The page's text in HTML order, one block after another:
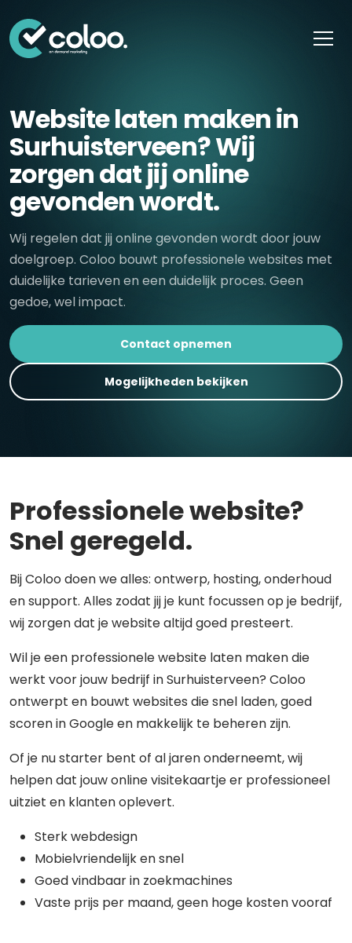
Website laten maken in
Surhuisterveen? Wij
zorgen dat jij online
gevonden wordt.
Wij regelen dat jij online gevonden wordt door jouw
doelgroep. Coloo bouwt professionele websites met
duidelijke tarieven en een duidelijk proces. Geen
gedoe, wel impact.
Contact opnemen
Mogelijkheden bekijken
Professionele website?
Snel geregeld.
Bij Coloo doen we alles: ontwerp, hosting, onderhoud
en support. Alles zodat jij je kunt focussen op je bedrijf,
wij zorgen dat je website altijd goed presteert.
Wil je een professionele website laten maken die
werkt voor jouw bedrijf in Surhuisterveen? Coloo
ontwerpt en bouwt websites die snel laden, goed
scoren in Google en makkelijk te beheren zijn.
Of je nu starter bent of al jaren onderneemt, wij
helpen dat jouw online visitekaartje er professioneel
uitziet en klanten oplevert.
Sterk webdesign
Mobielvriendelijk en snel
Goed vindbaar in zoekmachines
Vaste prijs per maand, geen hoge kosten vooraf